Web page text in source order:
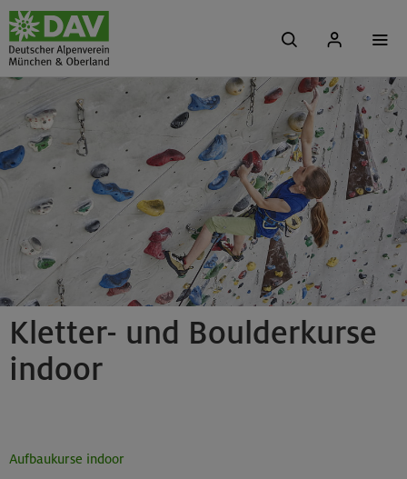
Kletter- und Boulderkurse
indoor
Aufbaukurse indoor